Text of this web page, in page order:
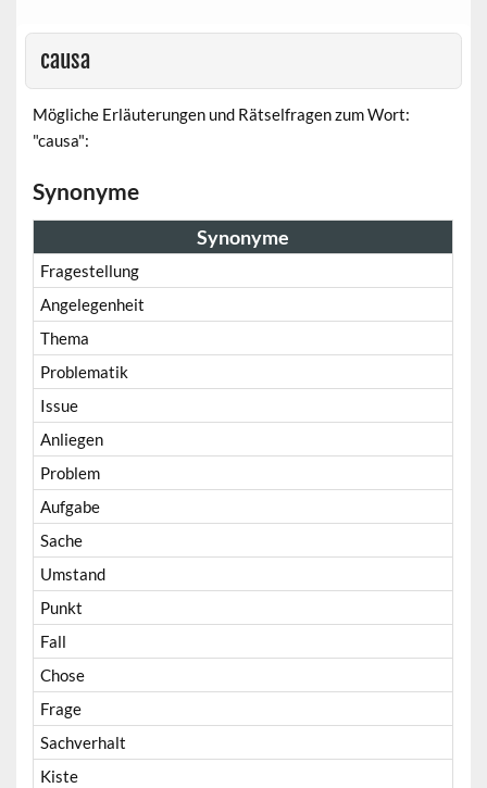
causa
Mögliche Erläuterungen und Rätselfragen zum Wort:
"causa":
Synonyme
Synonyme
Fragestellung
Angelegenheit
Thema
Problematik
Issue
Anliegen
Problem
Aufgabe
Sache
Umstand
Punkt
Fall
Chose
Frage
Sachverhalt
Kiste